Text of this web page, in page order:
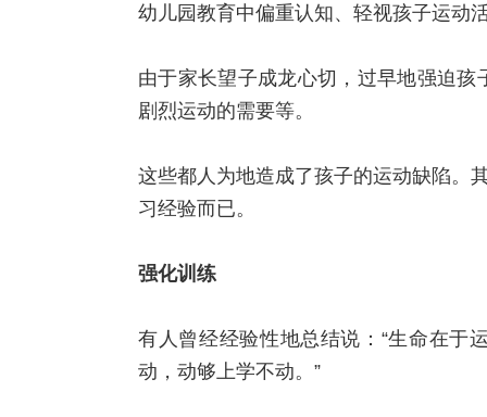
幼儿园教育中偏重认知、轻视孩子运动
由于家长望子成龙心切，过早地强迫
剧烈运动的需要等。
这些都人为地造成了孩子的运动缺陷。
习经验而已。
强化训练
有人曾经经验性地总结说：“生命在于
动，动够上学不动。”